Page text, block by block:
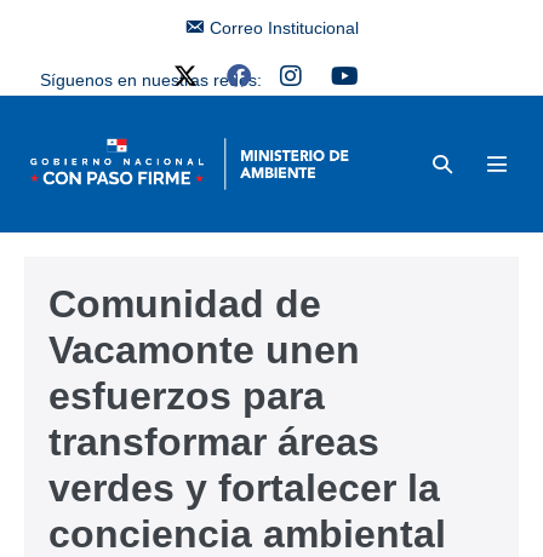
Correo Institucional
Síguenos en nuestras redes:
Comunidad de
Vacamonte unen
esfuerzos para
transformar áreas
verdes y fortalecer la
conciencia ambiental